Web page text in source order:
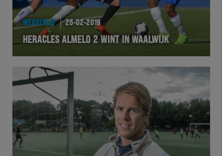
WEDSTRIJD 25-02-2019
HERACLES ALMELO 2 WINT IN WAALWIJK